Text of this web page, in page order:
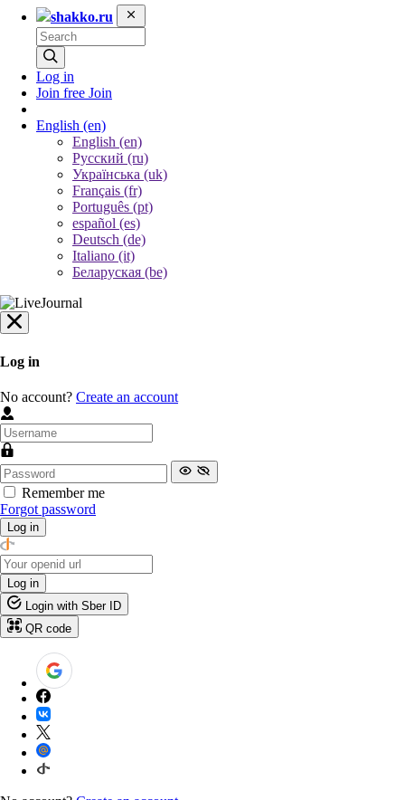
shakko.ru
Log in
Join free Join
English (en)
English (en)
Русский (ru)
Українська (uk)
Français (fr)
Português (pt)
español (es)
Deutsch (de)
Italiano (it)
Беларуская (be)
Log in
No account? Create an account
Remember me
Forgot password
Log in
Log in
Login with Sber ID
QR code